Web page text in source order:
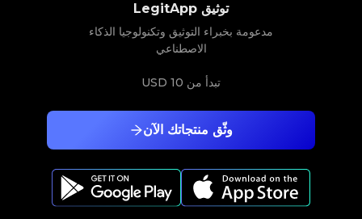
وثّق منتجاتك الآن
توثيق LegitApp
مدعومة بخبراء التوثيق وتكنولوجيا الذكاء
الاصطناعي
تبدأ من 10 USD